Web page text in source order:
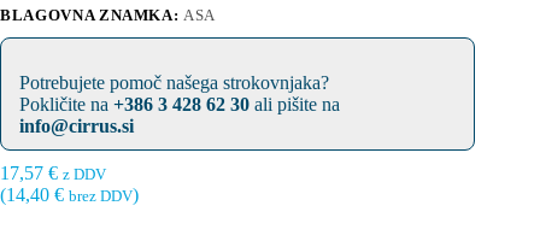
BLAGOVNA ZNAMKA: ASA
Potrebujete pomoč našega strokovnjaka?
Pokličite na +386 3 428 62 30 ali pišite na
info@cirrus.si
17,57 € z DDV
(14,40 € brez DDV)